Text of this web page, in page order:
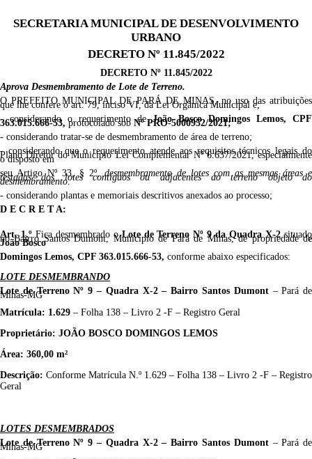
SECRETARIA MUNICIPAL DE DESENVOLVIMENTO
URBANO
DECRETO Nº 11.845/2022
DECRETO Nº 11.845/2022
Aprova Desmembramento de Lote de Terreno.
O PREFEITO MUNICIPAL DE PARÁ DE MINAS, no uso das atribuições
que lhe confere o art. 79, inciso VI, da Lei Orgânica Municipal e;
- considerando o requerimento deJoãoBosco Domingos Lemos, CPF
363.015.666-53,protocolado sob Nº PRO-5000952/2021;
- considerando tratar-se de desmembramento de área de terreno;
- considerando que o requerimento atende aos requisitos técnicos legais do
Plano Diretor do Município Lei Complementar Nº 6.637/2021, especialmente
o disposto em
seu Artigo Nº 33, § 2º,desmembramento de lotes com as mesmas áreas e
testadas dos lotes contíguos ou adjacentes ao terreno objeto do
desmembramento.
- considerando plantas e memoriais descritivos anexados ao processo;
D E C R E T A:
Art. 1.ºFica desmembrado oLote de TerrenoNº9da QuadraX-2 situado
noBairroSantos Dumont,Município de Pará de Minas,de propriedade de
JoãoBosco
Domingos Lemos, CPF 363.015.666-53, conforme abaixo especificados:
LOTE DESMEMBRANDO
Lote de TerrenoNº9 – Quadra X-2 –Bairro Santos Dumont – Pará de
Minas-MG
Matrícula: 1.629 – Folha 138 – Livro 2 -F – Registro Geral
Proprietário: JOÃO BOSCO DOMINGOS LEMOS
Área: 360,00 m²
Descrição: Conforme Matrícula N.º 1.629 – Folha 138 – Livro 2 -F – Registro
Geral
LOTES DESMEMBRADOS
Lote de TerrenoNº9 – Quadra X-2 –Bairro Santos Dumont – Pará de
Minas-MG